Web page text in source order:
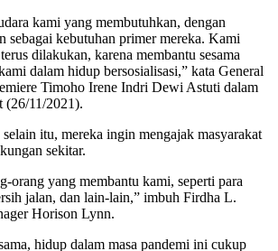
kami yang membutuhkan, dengan
sebagai kebutuhan primer mereka. Kami
dilakukan, karena membantu sesama
dalam hidup bersosialisasi,” kata General
Timoho Irene Indri Dewi Astuti dalam
(26/11/2021).
itu, mereka ingin mengajak masyarakat
sekitar.
orang yang membantu kami, seperti para
jalan, dan lain-lain,” imbuh Firdha L.
Horison Lynn.
hidup dalam masa pandemi ini cukup